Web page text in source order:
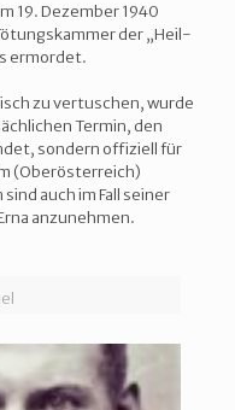
19. Dezember 1940
der „Heil-
ermordet.
zu vertuschen, wurde
Termin, den
sondern offiziell für
(Oberösterreich)
auch im Fall seiner
anzunehmen.